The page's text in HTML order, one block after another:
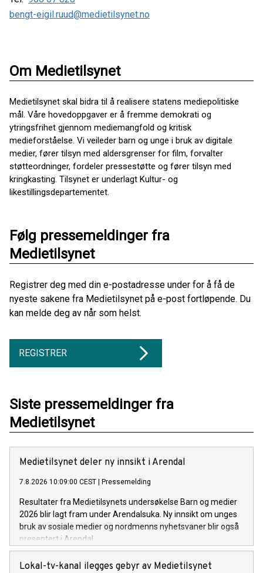
bengt-eigil.ruud@medietilsynet.no
Om Medietilsynet
Medietilsynet skal bidra til å realisere statens mediepolitiske
mål. Våre hovedoppgaver er å fremme demokrati og
ytringsfrihet gjennom mediemangfold og kritisk
medieforståelse. Vi veileder barn og unge i bruk av digitale
medier, fører tilsyn med aldersgrenser for film, forvalter
støtteordninger, fordeler pressestøtte og fører tilsyn med
kringkasting. Tilsynet er underlagt Kultur- og
likestillingsdepartementet.
Følg pressemeldinger fra
Medietilsynet
Registrer deg med din e-postadresse under for å få de
nyeste sakene fra Medietilsynet på e-post fortløpende. Du
kan melde deg av når som helst.
REGISTRER
Siste pressemeldinger fra
Medietilsynet
Medietilsynet deler ny innsikt i Arendal
7.8.2026 10:09:00 CEST | Pressemelding
Resultater fra Medietilsynets undersøkelse Barn og medier
2026 blir lagt fram under Arendalsuka. Ny innsikt om unges
bruk av sosiale medier og nordmenns nyhetsvaner blir også
presentert i Arendal.
Lokal-tv-kanal ilegges gebyr av Medietilsynet